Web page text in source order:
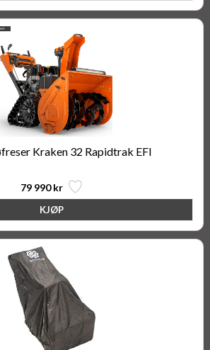
Kraken 32 Rapidtrak EFI
79 990 kr